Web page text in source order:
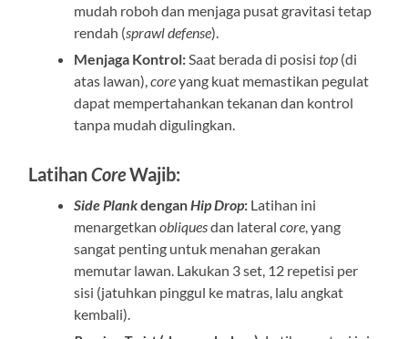
mudah roboh dan menjaga pusat gravitasi tetap
rendah (sprawl defense).
Menjaga Kontrol: Saat berada di posisitop (di
atas lawan),coreyang kuat memastikan pegulat
dapat mempertahankan tekanan dan kontrol
tanpa mudah digulingkan.
LatihanCoreWajib:
Side Plankdengan Hip Drop: Latihan ini
menargetkanobliquesdan lateralcore , yang
sangat penting untuk menahan gerakan
memutar lawan. Lakukan 3 set, 12 repetisi per
sisi (jatuhkan pinggul ke matras, lalu angkat
kembali).